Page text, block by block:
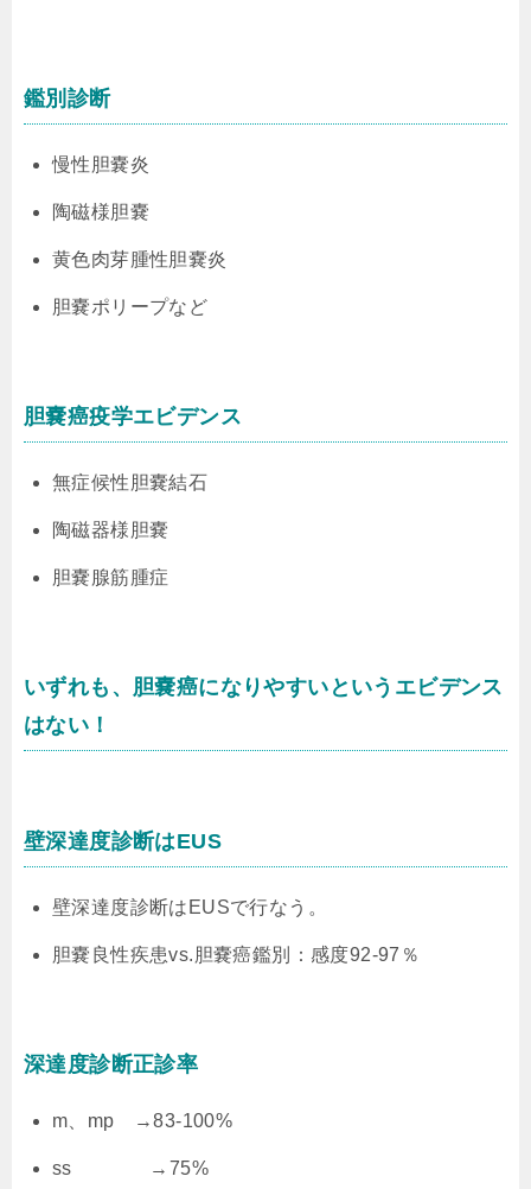
鑑別診断
慢性胆嚢炎
陶磁様胆嚢
黄色肉芽腫性胆嚢炎
胆嚢ポリープなど
胆嚢癌疫学エビデンス
無症候性胆嚢結石
陶磁器様胆嚢
胆嚢腺筋腫症
いずれも、胆嚢癌になりやすいというエビデンス
はない！
壁深達度診断はEUS
壁深達度診断はEUSで行なう。
胆嚢良性疾患vs.胆嚢癌鑑別：感度92-97％
深達度診断正診率
m、mp →83-100%
ss →75%